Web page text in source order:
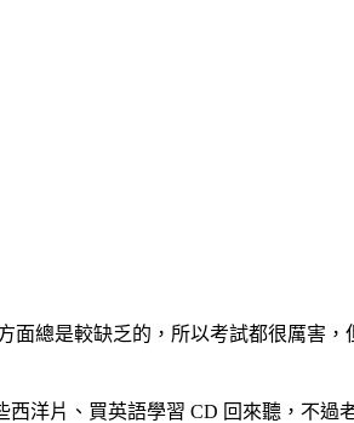
面總是較缺乏的，所以考試都很厲害
洋片、買英語學習 CD 回來聽，不